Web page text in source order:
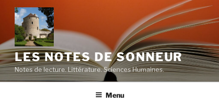
contenu
principal
LES NOTES DE SONNEUR
Notes de lecture. Littérature. Sciences Humaines.
Menu